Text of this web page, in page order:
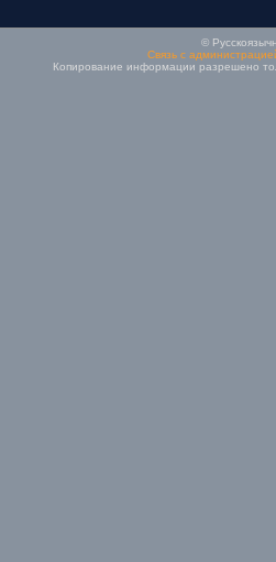
©
Связь с
Копирование информации разрешено